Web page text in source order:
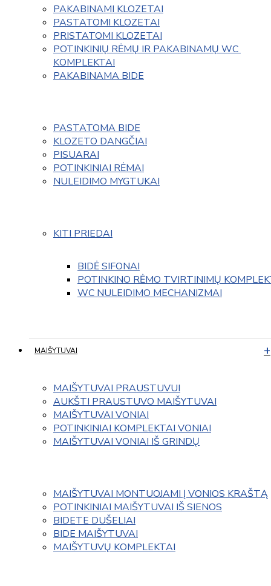
PAKABINAMI KLOZETAI
PASTATOMI KLOZETAI
PRISTATOMI KLOZETAI
POTINKINIŲ RĖMŲ IR PAKABINAMŲ WC
KOMPLEKTAI
PAKABINAMA BIDE
PASTATOMA BIDE
KLOZETO DANGČIAI
PISUARAI
POTINKINIAI RĖMAI
NULEIDIMO MYGTUKAI
KITI PRIEDAI
BIDĖ SIFONAI
POTINKINO RĖMO TVIRTINIMŲ
WC NULEIDIMO MECHANIZMAI
MAIŠYTUVAI
MAIŠYTUVAI PRAUSTUVUI
AUKŠTI PRAUSTUVO MAIŠYTUVAI
MAIŠYTUVAI VONIAI
POTINKINIAI KOMPLEKTAI VONIAI
MAIŠYTUVAI VONIAI IŠ GRINDŲ
MAIŠYTUVAI MONTUOJAMI Į VONIOS KRAŠTĄ
POTINKINIAI MAIŠYTUVAI IŠ SIENOS
BIDETE DUŠELIAI
BIDE MAIŠYTUVAI
MAIŠYTUVŲ KOMPLEKTAI